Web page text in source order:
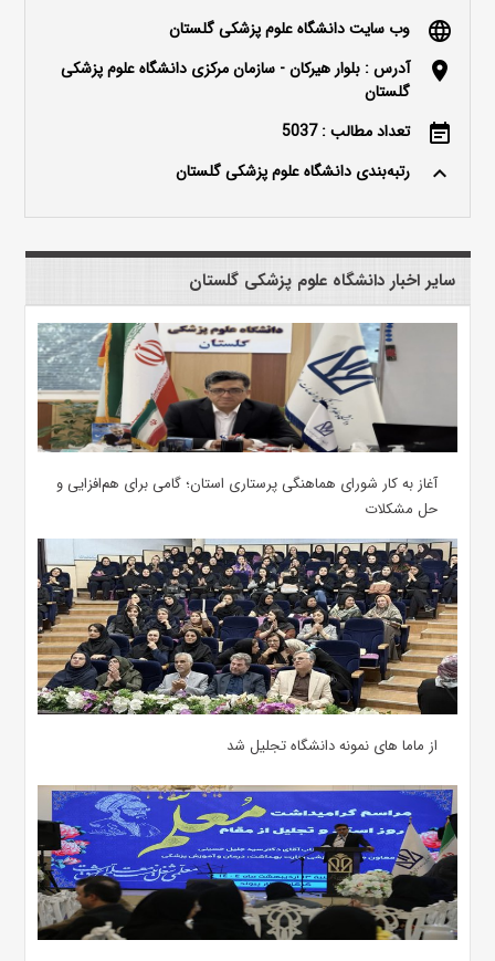
language وب سایت دانشگاه علوم پزشکی گلستان
location_on
آدرس : بلوار هیرکان - سازمان مرکزی دانشگاه علوم پزشکی
گلستان
event_note تعداد مطالب : 5037
keyboard_arrow_up رتبه‌بندی دانشگاه علوم پزشکی گلستان
سایر اخبار دانشگاه علوم پزشکی گلستان
آغاز به کار شورای هماهنگی پرستاری استان؛ گامی برای هم‌افزایی و
حل مشکلات
از ماما های نمونه دانشگاه تجلیل شد